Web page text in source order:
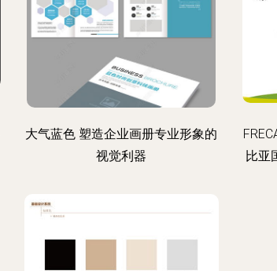
大气蓝色 塑造企业画册专业形象的
视觉利器
比亚